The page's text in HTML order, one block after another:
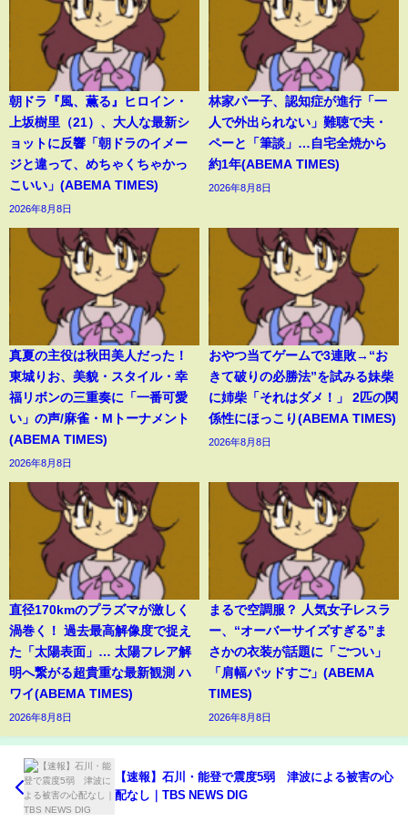
朝ドラ『風、薫る』ヒロイン・
上坂樹里（21）、大人な最新シ
ョットに反響「朝ドラのイメー
ジと違って、めちゃくちゃかっ
こいい」(ABEMA TIMES)
2026年8月8日
林家パー子、認知症が進行「一
人で外出られない」難聴で夫・
ペーと「筆談」…自宅全焼から
約1年(ABEMA TIMES)
2026年8月8日
真夏の主役は秋田美人だった！
東城りお、美貌・スタイル・幸
福リボンの三重奏に「一番可愛
い」の声/麻雀・Mトーナメント
(ABEMA TIMES)
2026年8月8日
おやつ当てゲームで3連敗→“お
きて破りの必勝法”を試みる妹柴
に姉柴「それはダメ！」 2匹の関
係性にほっこり(ABEMA TIMES)
2026年8月8日
直径170kmのプラズマが激しく
渦巻く！ 過去最高解像度で捉え
た「太陽表面」… 太陽フレア解
明へ繋がる超貴重な最新観測 ハ
ワイ(ABEMA TIMES)
2026年8月8日
まるで空調服？ 人気女子レスラ
ー、“オーバーサイズすぎる”ま
さかの衣装が話題に「ごつい」
「肩幅パッドすご」(ABEMA
TIMES)
2026年8月8日
【速報】石川・能登で震度5弱 津波による被害の心
配なし｜TBS NEWS DIG